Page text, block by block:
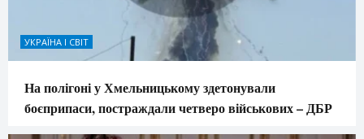
УКРАЇНА І СВІТ
На полігоні у Хмельницькому здетонували
боєприпаси, постраждали четверо військових – ДБР